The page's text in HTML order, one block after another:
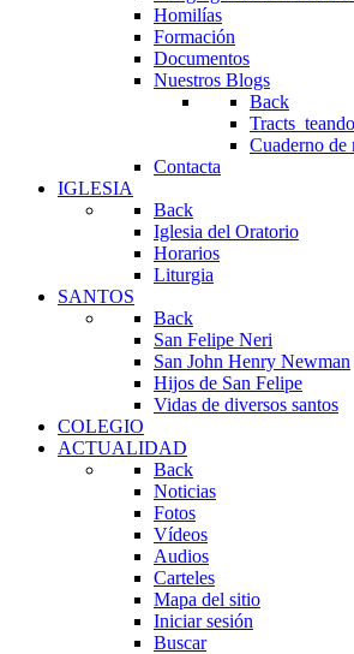
Homilías
Formación
Documentos
Nuestros Blogs
Back
Tracts_teando
Cuaderno de
Contacta
IGLESIA
Back
Iglesia del Oratorio
Horarios
Liturgia
SANTOS
Back
San Felipe Neri
San John Henry Newman
Hijos de San Felipe
Vidas de diversos santos
COLEGIO
ACTUALIDAD
Back
Noticias
Fotos
Vídeos
Audios
Carteles
Mapa del sitio
Iniciar sesión
Buscar